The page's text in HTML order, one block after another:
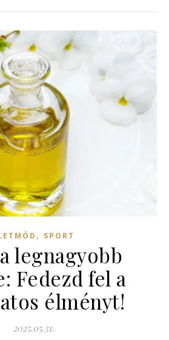
, SPORT
legnagyobb
Fedezd fel a
élményt!
2025.05.31.